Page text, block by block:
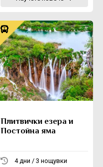
Плитвички езера и
Постойна яма
4 дни / 3 нощувки